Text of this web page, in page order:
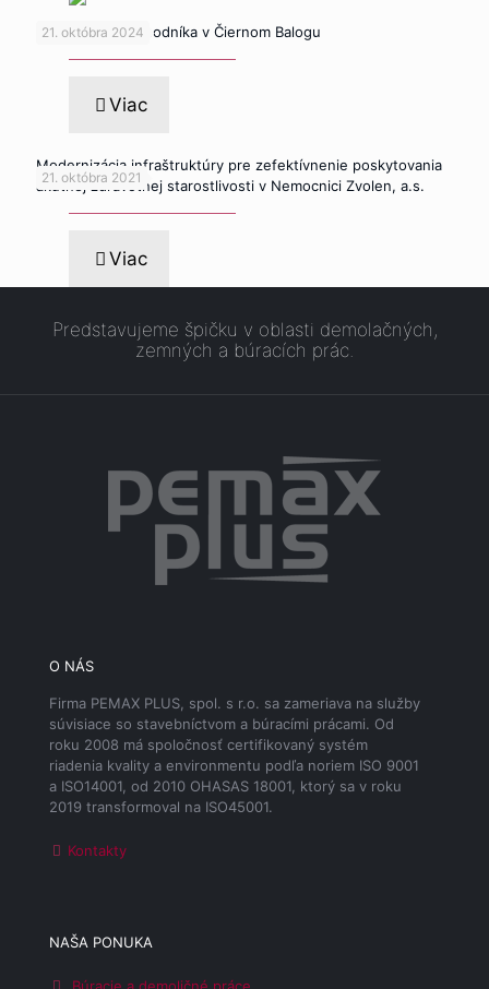
21. októbra 2024
Rekonštrukcia chodníka v Čiernom Balogu
Viac
21. októbra 2021
Modernizácia infraštruktúry pre zefektívnenie poskytovania
akútnej zdravotnej starostlivosti v Nemocnici Zvolen, a.s.
Viac
Predstavujeme špičku v oblasti demolačných,
zemných a búracích prác.
O NÁS
Firma PEMAX PLUS, spol. s r.o. sa zameriava na služby
súvisiace so stavebníctvom a búracími prácami. Od
roku 2008 má spoločnosť certifikovaný systém
riadenia kvality a environmentu podľa noriem ISO 9001
a ISO14001, od 2010 OHASAS 18001, ktorý sa v roku
2019 transformoval na ISO45001.
Kontakty
NAŠA PONUKA